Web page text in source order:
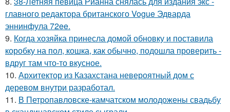
главного редактора британского Vogue Эдварда
эннинфула 72ee.
9. Когда хозяйка принесла домой обновку и поставила
коробку на пол, кошка, как обычно, подошла проверить -
вдруг там что-то вкусное.
10. Архитектор из Казахстана невероятный дом с
деревом внутри разработал.
11. В Петропавловске-камчатском молодожены свадьбу